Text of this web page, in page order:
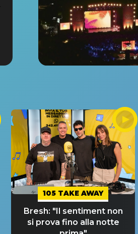
105 TAKE AWAY
Bresh: "Il sentiment non
si prova fino alla notte